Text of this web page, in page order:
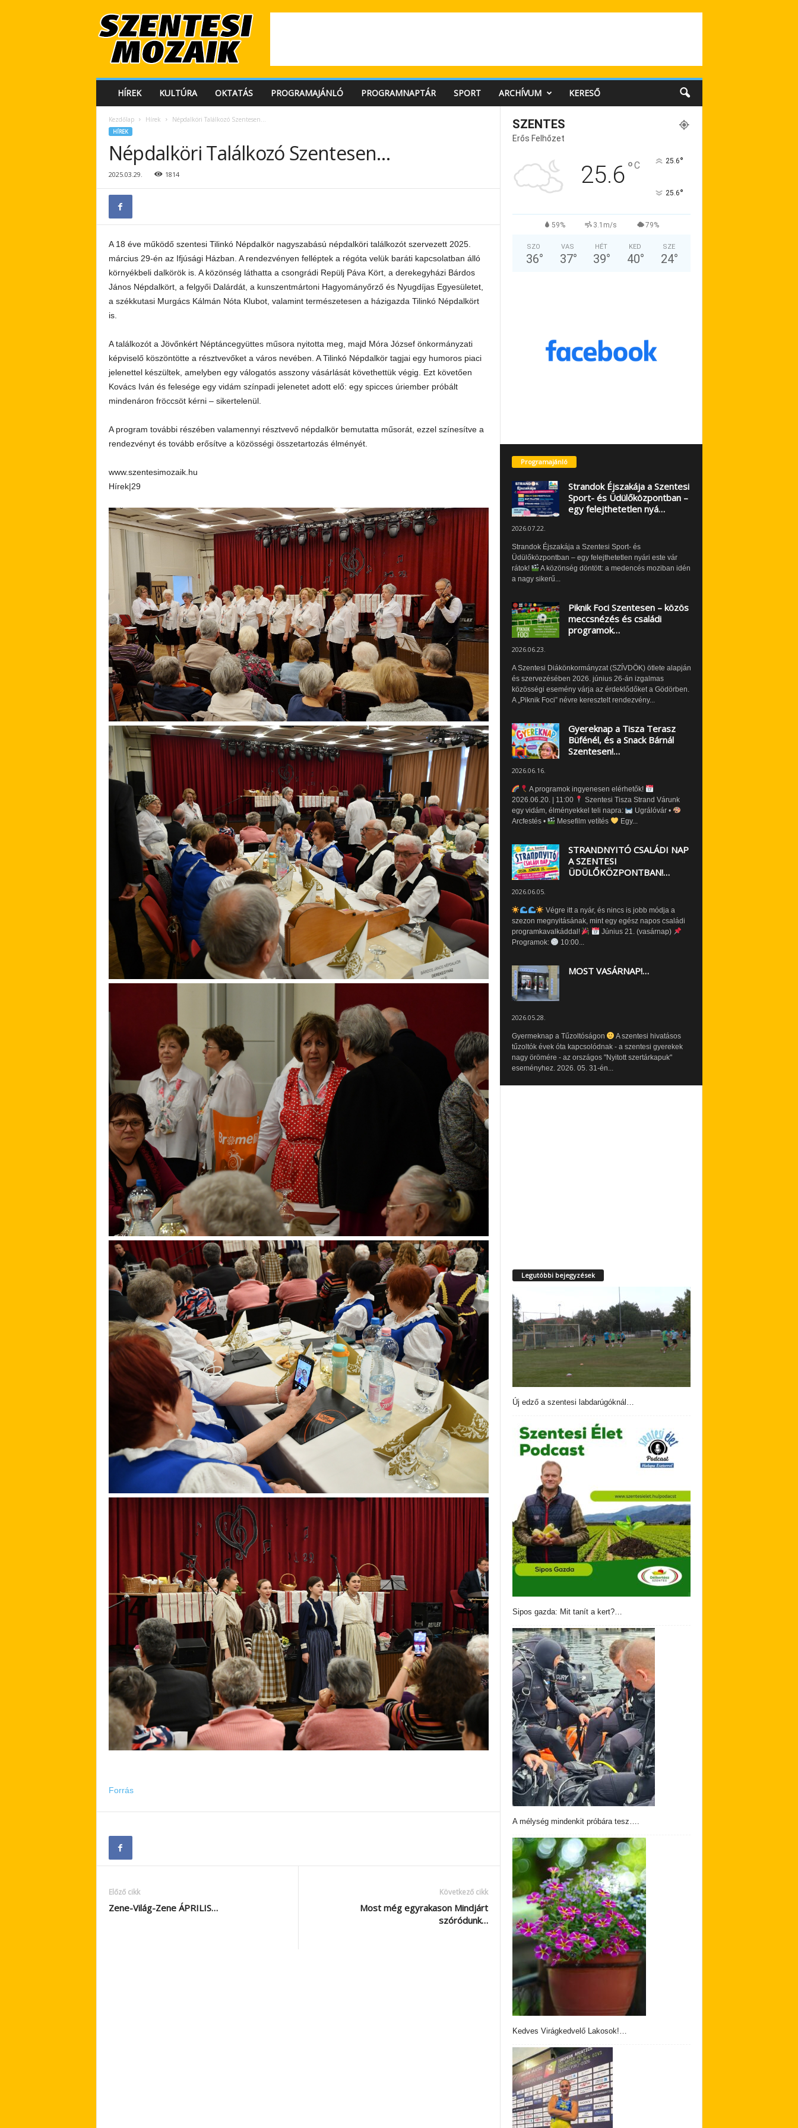
e
HÍREK KULTÚRA OKTATÁS PROGRAMAJÁNLÓ PROGRAMNAPTÁR SPORT ARCHÍVUM KERESŐ
Kezdőlap Hírek Népdalköri Találkozó Szentesen…
HÍREK
Népdalköri Találkozó Szentesen…
2025.03.29. 1814
A 18 éve működő szentesi Tilinkó Népdalkör nagyszabású népdalköri találkozót szervezett 2025.
március 29-én az Ifjúsági Házban. A rendezvényen felléptek a régóta velük baráti kapcsolatban álló
környékbeli dalkörök is. A közönség láthatta a csongrádi Repülj Páva Kört, a derekegyházi Bárdos
János Népdalkört, a felgyői Dalárdát, a kunszentmártoni Hagyományőrző és Nyugdíjas Egyesületet,
a székkutasi Murgács Kálmán Nóta Klubot, valamint természetesen a házigazda Tilinkó Népdalkört
is.
A találkozót a Jövőnkért Néptáncegyüttes műsora nyitotta meg, majd Móra József önkormányzati
képviselő köszöntötte a résztvevőket a város nevében. A Tilinkó Népdalkör tagjai egy humoros piaci
jelenettel készültek, amelyben egy válogatós asszony vásárlását követhettük végig. Ezt követően
Kovács Iván és felesége egy vidám színpadi jelenetet adott elő: egy spicces úriember próbált
mindenáron fröccsöt kérni – sikertelenül.
A program további részében valamennyi résztvevő népdalkör bemutatta műsorát, ezzel színesítve a
rendezvényt és tovább erősítve a közösségi összetartozás élményét.
www.szentesimozaik.hu
Hírek|29
Forrás
Előző cikk
Zene-Világ-Zene ÁPRILIS…
Következő cikk
Most még egyrakason Mindjárt
szóródunk…
SZENTES
Erős Felhőzet
25.6°C 25.6°
25.6°
59% 3.1m/s 79%
SZO
36°
VAS
37°
HÉT
39°
KED
40°
SZE
24°
Programajánló
Strandok Éjszakája a Szentesi
Sport- és Üdülőközpontban –
egy felejthetetlen nyá…
2026.07.22.
Strandok Éjszakája a Szentesi Sport- és
Üdülőközpontban – egy felejthetetlen nyári este vár
rátok!
A közönség döntött: a medencés moziban idén
a nagy sikerű...
Piknik Foci Szentesen – közös
meccsnézés és családi
programok…
2026.06.23.
A Szentesi Diákönkormányzat (SZÍVDÖK) ötlete alapján
és szervezésében 2026. június 26-án izgalmas
közösségi esemény várja az érdeklődőket a Gödörben.
A „Piknik Foci” névre keresztelt rendezvény...
Gyereknap a Tisza Terasz
Büfénél, és a Snack Bárnál
Szentesen!…
2026.06.16.
A programok ingyenesen elérhetők!
2026.06.20. | 11:00
Szentesi Tisza Strand Várunk
egy vidám, élményekkel teli napra:
Ugrálóvár •
Arcfestés •
Mesefilm vetítés Egy...
STRANDNYITÓ CSALÁDI NAP
A SZENTESI
ÜDÜLŐKÖZPONTBAN!…
2026.06.05.
Végre itt a nyár, és nincs is jobb módja a
szezon megnyitásának, mint egy egész napos családi
programkavalkáddal!
Június 21. (vasárnap)
Programok:
10:00...
MOST VASÁRNAP!…
2026.05.28.
Gyermeknap a Tűzoltóságon
A szentesi hivatásos
tűzoltók évek óta kapcsolódnak - a szentesi gyerekek
nagy örömére - az országos "Nyitott szertárkapuk"
eseményhez. 2026. 05. 31-én...
Legutóbbi bejegyzések
Új edző a szentesi labdarúgóknál…
Sipos gazda: Mit tanít a kert?…
A mélység mindenkit próbára tesz….
Kedves Virágkedvelő Lakosok!…